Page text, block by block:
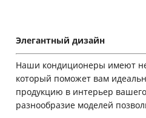
Элегантный дизайн
Наши кондиционеры имеют
который поможет вам
продукцию в интерьер
разнообразие моделей